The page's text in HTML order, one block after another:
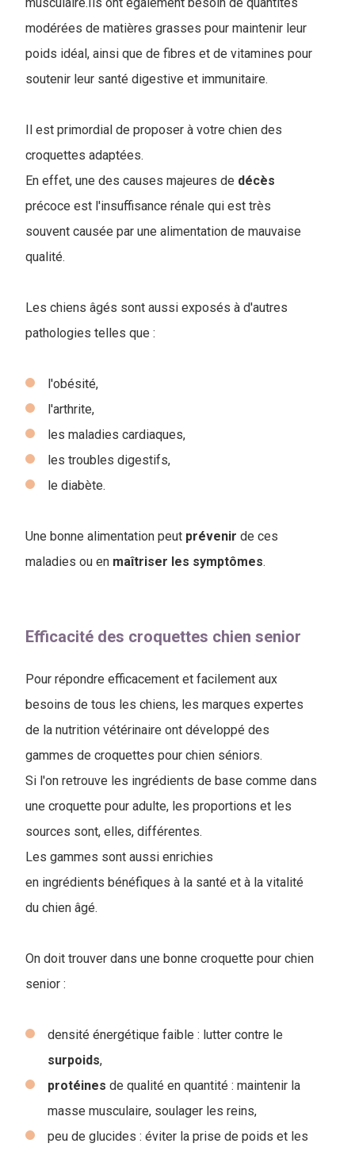
modérées de matières grasses pour maintenir leur
poids idéal, ainsi que de fibres et de vitamines pour
soutenir leur santé digestive et immunitaire.
Il est primordial de proposer à votre chien des
croquettes adaptées.
En effet, une des causes majeures de décès
précoce est l'insuffisance rénale qui est très
souvent causée par une alimentation de mauvaise
qualité.
Les chiens âgés sont aussi exposés à d'autres
pathologies telles que :
l'obésité,
l'arthrite,
les maladies cardiaques,
les troubles digestifs,
le diabète.
Une bonne alimentation peut prévenir de ces
maladies ou en maîtriser les symptômes.
Efficacité des croquettes chien senior
Pour répondre efficacement et facilement aux
besoins de tous les chiens, les marques expertes
de la nutrition vétérinaire ont développé des
gammes de croquettes pour chien séniors.
Si l'on retrouve les ingrédients de base comme dans
une croquette pour adulte, les proportions et les
sources sont, elles, différentes.
Les gammes sont aussi enrichies
en ingrédients bénéfiques à la santé et à la vitalité
du chien âgé.
On doit trouver dans une bonne croquette pour chien
senior :
densité énergétique faible : lutter contre le
surpoids,
protéines de qualité en quantité : maintenir la
masse musculaire, soulager les reins,
peu de glucides : éviter la prise de poids et les